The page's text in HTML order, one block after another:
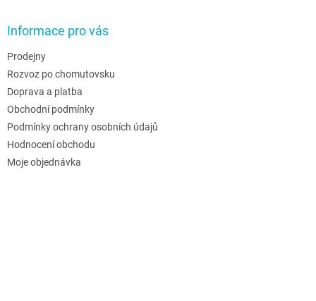
Informace pro vás
Prodejny
Rozvoz po chomutovsku
Doprava a platba
Obchodní podmínky
Podmínky ochrany osobních údajů
Hodnocení obchodu
Moje objednávka